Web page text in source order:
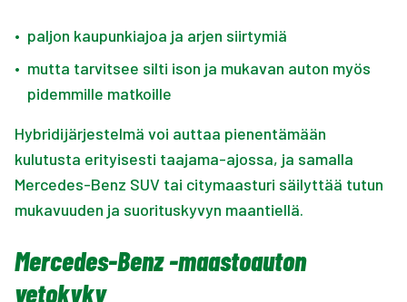
• paljon kaupunkiajoa ja arjen siirtymiä
• mutta tarvitsee silti ison ja mukavan auton myös
pidemmille matkoille
Hybridijärjestelmä voi auttaa pienentämään
kulutusta erityisesti taajama-ajossa, ja samalla
Mercedes-Benz SUV tai citymaasturi säilyttää tutun
mukavuuden ja suorituskyvyn maantiellä.
Mercedes-Benz -maastoauton
vetokyky